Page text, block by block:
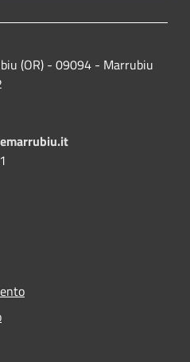
(OR) - 09094 - Marrubiu